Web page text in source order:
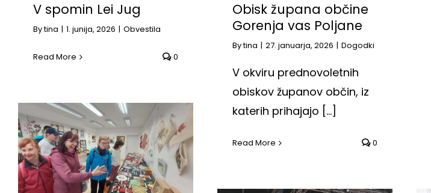
V spomin Lei Jug
Bytina | 1. junija, 2026 | Obvestila
Read More 0
Obisk župana občine
Gorenja vas Poljane
Bytina | 27. januarja, 2026 | Dogodki
V okviru prednovoletnih
obiskov županov občin, iz
katerih prihajajo [...]
Read More 0